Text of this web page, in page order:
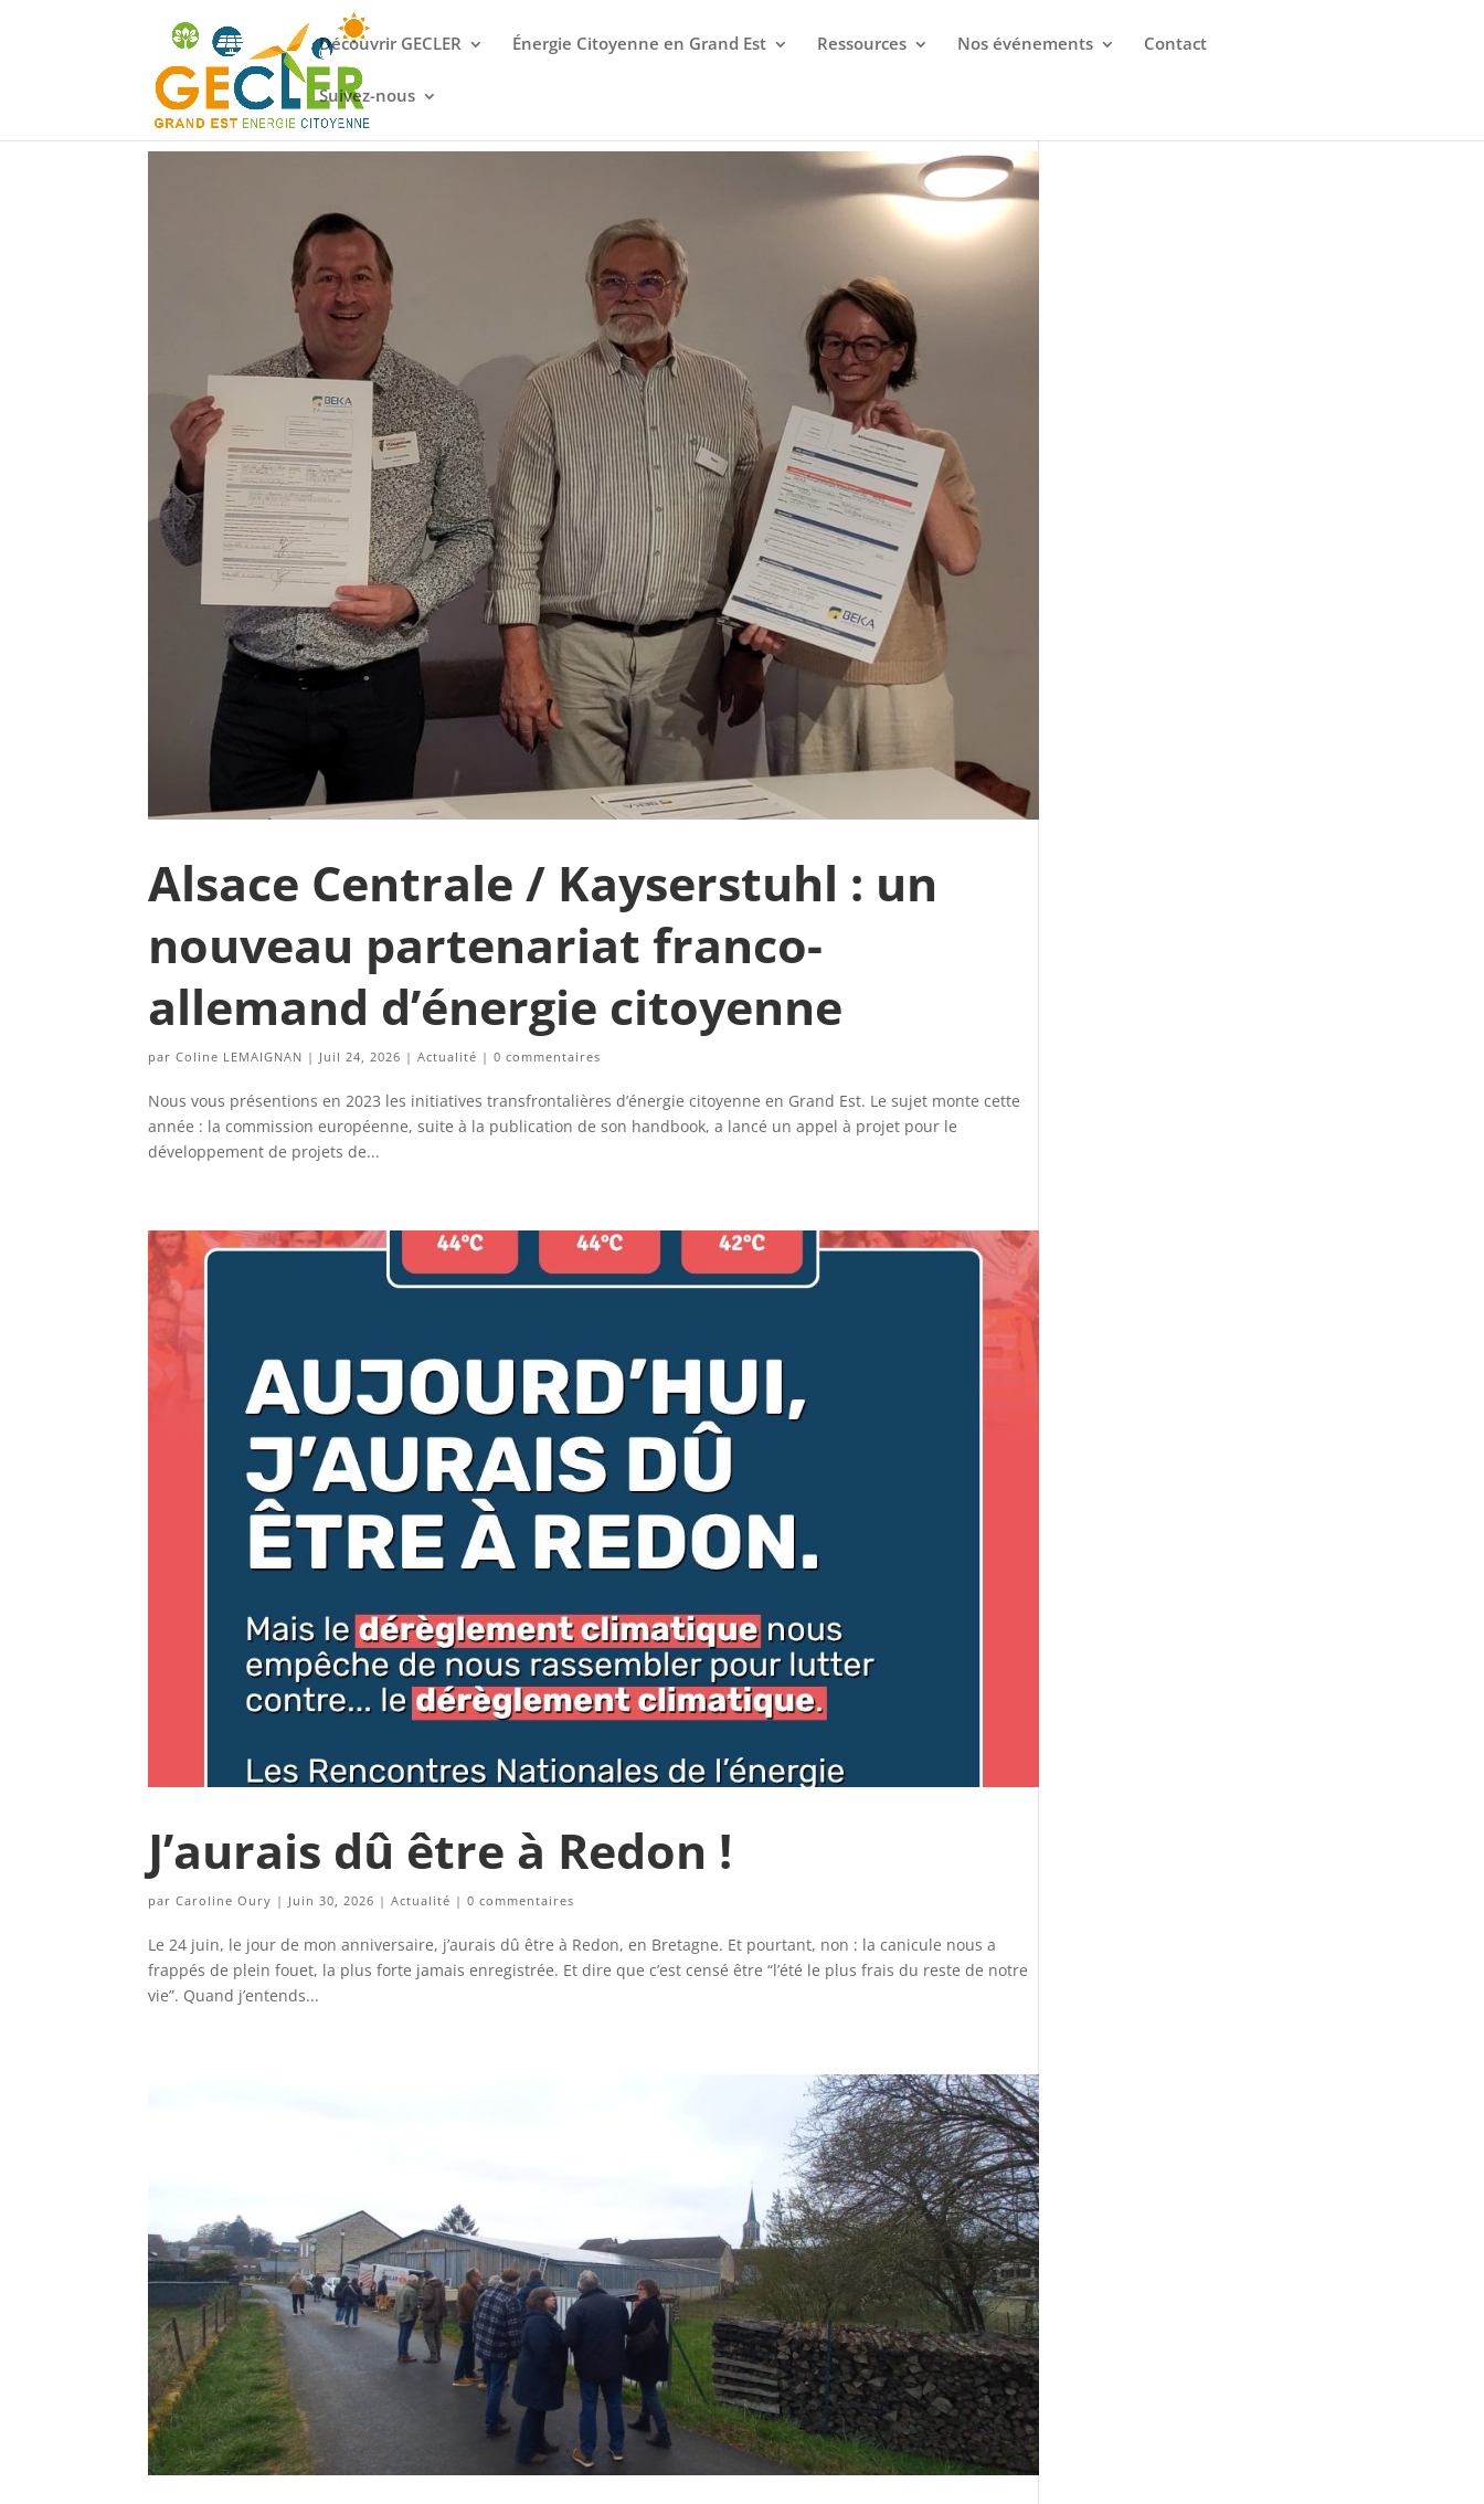
Découvrir GECLER Énergie Citoyenne en Grand Est Ressources Nos événements Contact
Suivez-nous
Alsace Centrale / Kayserstuhl : un
nouveau partenariat franco-
allemand d’énergie citoyenne
parColine LEMAIGNAN | Juil 24, 2026 |Actualité |0 commentaires
Nous vous présentions en 2023 les initiatives transfrontalières d’énergie citoyenne en Grand Est. Le sujet monte cette
année : la commission européenne, suite à la publication de son handbook, a lancé un appel à projet pour le
développement de projets de...
J’aurais dû être à Redon !
parCaroline Oury | Juin 30, 2026 |Actualité |0 commentaires
Le 24 juin, le jour de mon anniversaire, j’aurais dû être à Redon, en Bretagne. Et pourtant, non : la canicule nous a
frappés de plein fouet, la plus forte jamais enregistrée. Et dire que c’est censé être “l’été le plus frais du reste de notre
vie”. Quand j’entends...